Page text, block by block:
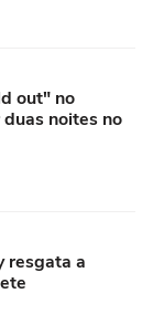
out" no
noites no
resgata a